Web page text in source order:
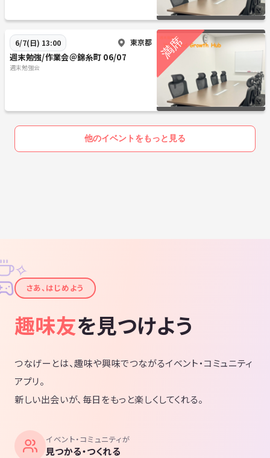
6/7(日) 13:00 東京都
週末勉強/作業会＠錦糸町 06/07
週末勉強会
他のイベントをもっと見る
✦
✧
さあ、はじめよう
趣味友を見つけよう
つなげーとは、趣味や興味でつながるイベント・コミュニティ
アプリ。
新しい出会いが、毎日をもっと楽しくしてくれる。
イベント・コミュニティが
見つかる・つくれる